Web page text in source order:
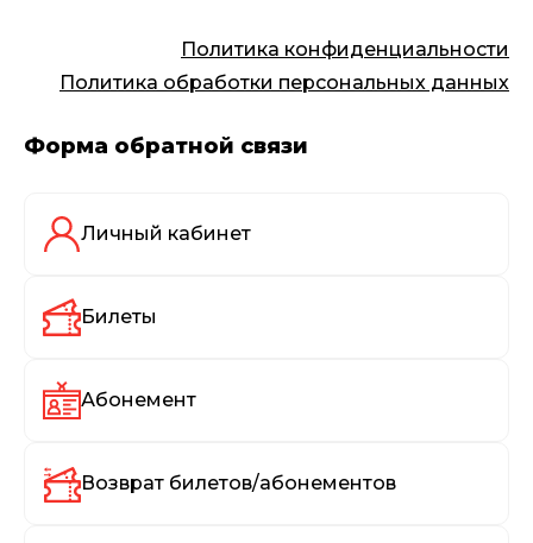
Политика конфиденциальности
Политика обработки персональных данных
Форма обратной связи
Личный кабинет
Билеты
Абонемент
Возврат билетов/абонементов